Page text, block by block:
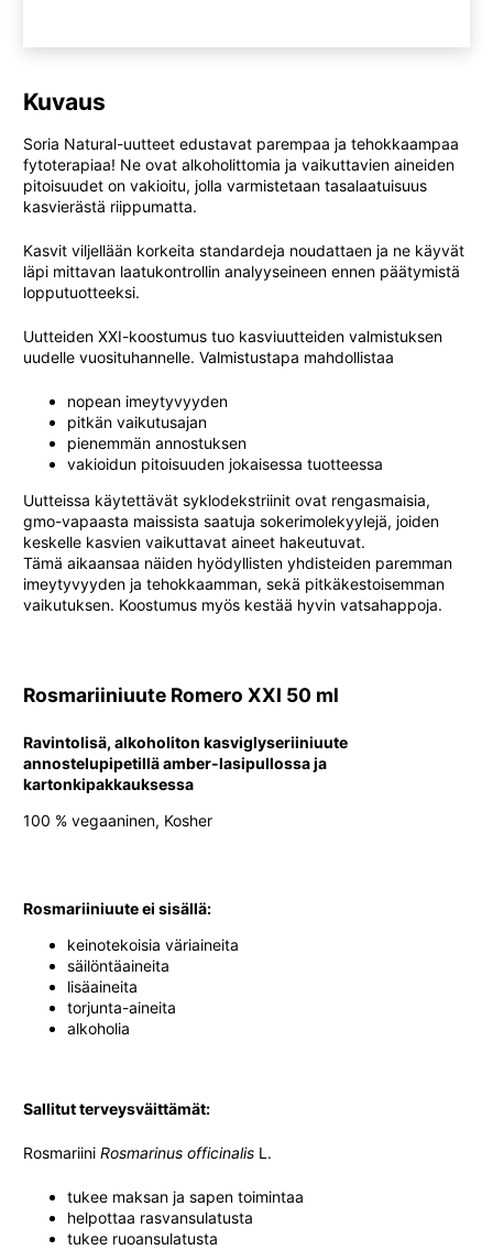
Kuvaus
Soria Natural-uutteet edustavat parempaa ja tehokkaampaa
fytoterapiaa! Ne ovat alkoholittomia ja vaikuttavien aineiden
pitoisuudet on vakioitu, jolla varmistetaan tasalaatuisuus
kasvierästä riippumatta.
Kasvit viljellään korkeita standardeja noudattaen ja ne käyvät
läpi mittavan laatukontrollin analyyseineen ennen päätymistä
lopputuotteeksi.
Uutteiden XXI-koostumus tuo kasviuutteiden valmistuksen
uudelle vuosituhannelle. Valmistustapa mahdollistaa
nopean imeytyvyyden
pitkän vaikutusajan
pienemmän annostuksen
vakioidun pitoisuuden jokaisessa tuotteessa
Uutteissa käytettävät syklodekstriinit ovat rengasmaisia,
gmo-vapaasta maissista saatuja sokerimolekyylejä, joiden
keskelle kasvien vaikuttavat aineet hakeutuvat.
Tämä aikaansaa näiden hyödyllisten yhdisteiden paremman
imeytyvyyden ja tehokkaamman, sekä pitkäkestoisemman
vaikutuksen. Koostumus myös kestää hyvin vatsahappoja.
Rosmariiniuute Romero XXI 50 ml
Ravintolisä, alkoholiton kasviglyseriiniuute
annostelupipetillä amber-lasipullossa ja
kartonkipakkauksessa
100 % vegaaninen, Kosher
Rosmariiniuute ei sisällä:
keinotekoisia väriaineita
säilöntäaineita
lisäaineita
torjunta-aineita
alkoholia
Sallitut terveysväittämät:
Rosmariini Rosmarinus officinalis L.
tukee maksan ja sapen toimintaa
helpottaa rasvansulatusta
tukee ruoansulatusta